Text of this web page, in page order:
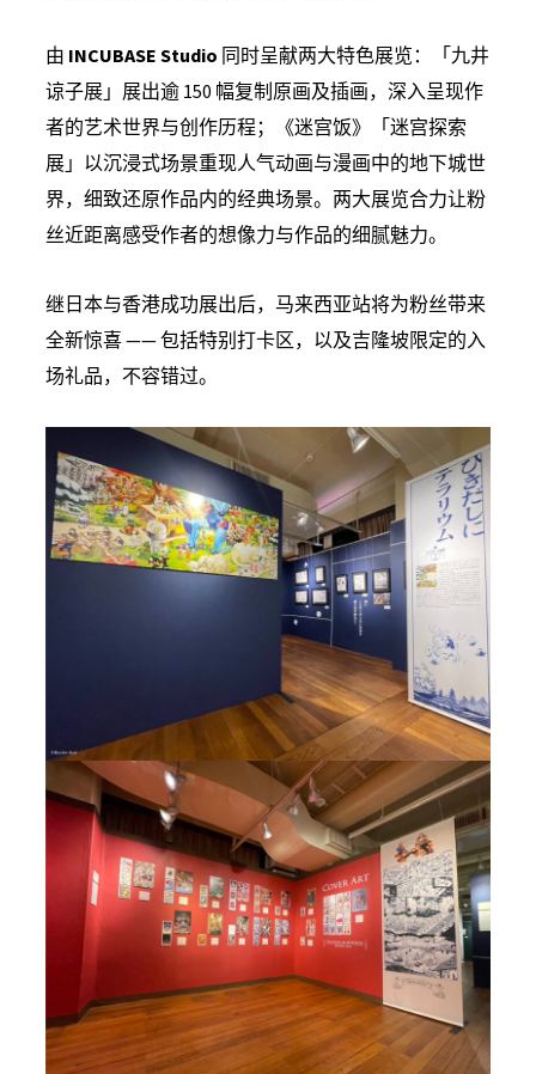
由 INCUBASE Studio 同时呈献两大特色展览：「九井
谅子展」展出逾 150 幅复制原画及插画，深入呈现作
者的艺术世界与创作历程；《迷宫饭》「迷宫探索
展」以沉浸式场景重现人气动画与漫画中的地下城世
界，细致还原作品内的经典场景。两大展览合力让粉
丝近距离感受作者的想像力与作品的细腻魅力。
继日本与香港成功展出后，马来西亚站将为粉丝带来
全新惊喜 —— 包括特别打卡区，以及吉隆坡限定的入
场礼品，不容错过。